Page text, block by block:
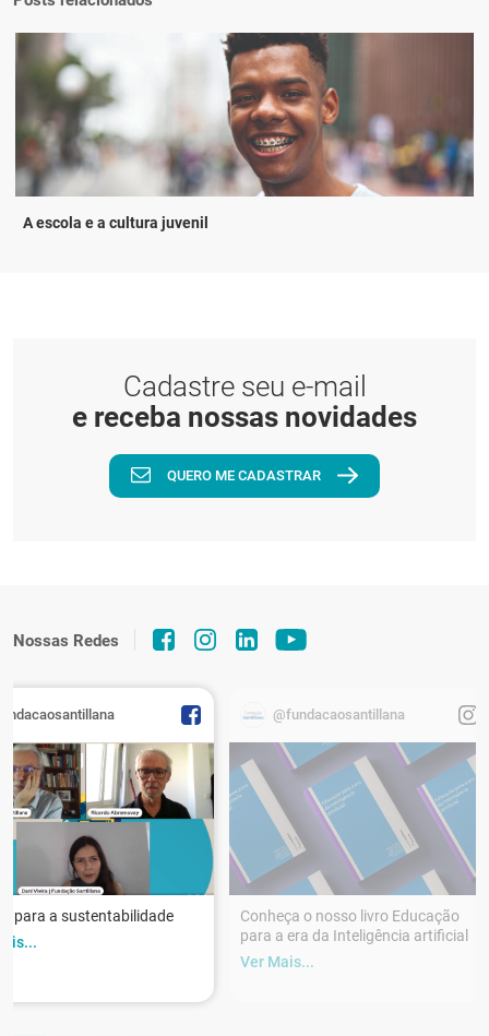
A escola e a cultura juvenil
Cadastre seu e-mail
e receba nossas novidades
QUERO ME CADASTRAR
Nossas Redes
para a sustentabilidade
@fundacaosantillana
Conheça o nosso livro Educação
para a era da Inteligência artificial
Ver Mais...